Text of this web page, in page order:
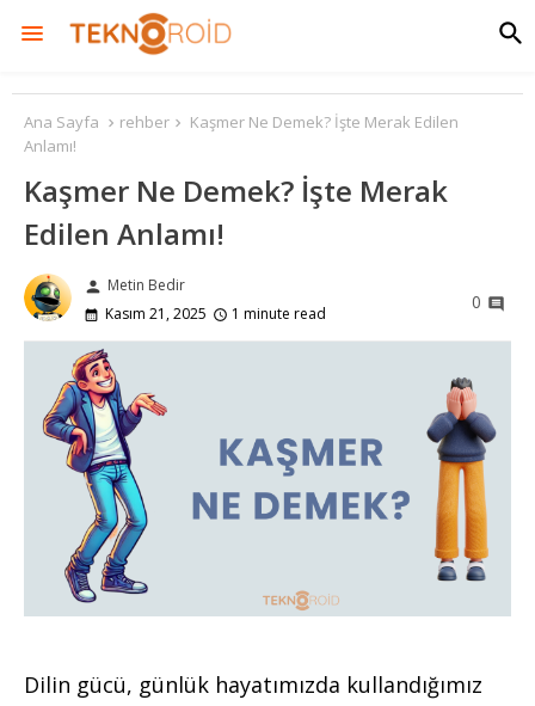
Ana Sayfa rehber
Kaşmer Ne Demek? İşte Merak Edilen
Anlamı!
Kaşmer Ne Demek? İşte Merak
Edilen Anlamı!
person Metin Bedir
Kasım 21, 2025
1 minute read
0
Dilin gücü, günlük hayatımızda kullandığımız